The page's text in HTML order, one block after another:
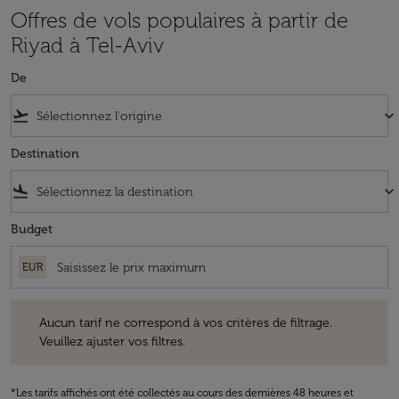
Offres de vols populaires à partir de
Riyad à Tel-Aviv
De
flight_takeoff keyboard_arrow_down
Destination
flight_land keyboard_arrow_down
Budget
EUR
Aucun tarif ne correspond à vos critères de filtrage.
Veuillez ajuster vos filtres.
*Les tarifs affichés ont été collectés au cours des dernières 48 heures et